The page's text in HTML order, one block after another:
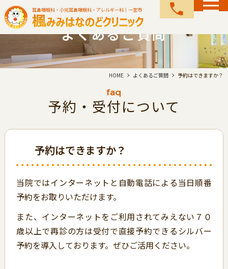
耳鼻咽喉科・小児耳鼻咽喉科・アレルギー科｜一宮市 call
よくあるご質問
HOME よくあるご質問 予約はできますか？
faq
予約・受付について
予約はできますか？
当院ではインターネットと自動電話による当日順番
予約をお取りいただけます。
また、インターネットをご利用されてみえない７０
歳以上で再診の方は受付で直接予約できるシルバー
予約を導入しております。ぜひご活用ください。